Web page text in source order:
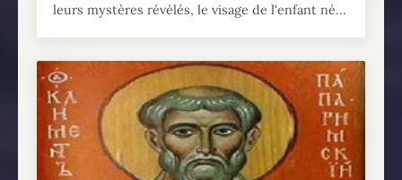
leurs mystères révélés, le visage de l'enfant né...